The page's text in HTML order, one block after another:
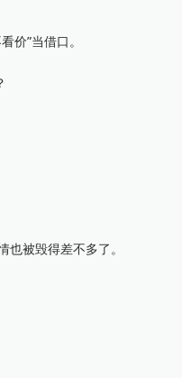
”当借口。
被毁得差不多了。